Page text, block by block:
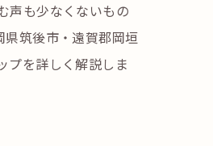
声も少なくないもの
県筑後市・遠賀郡岡垣
プを詳しく解説しま